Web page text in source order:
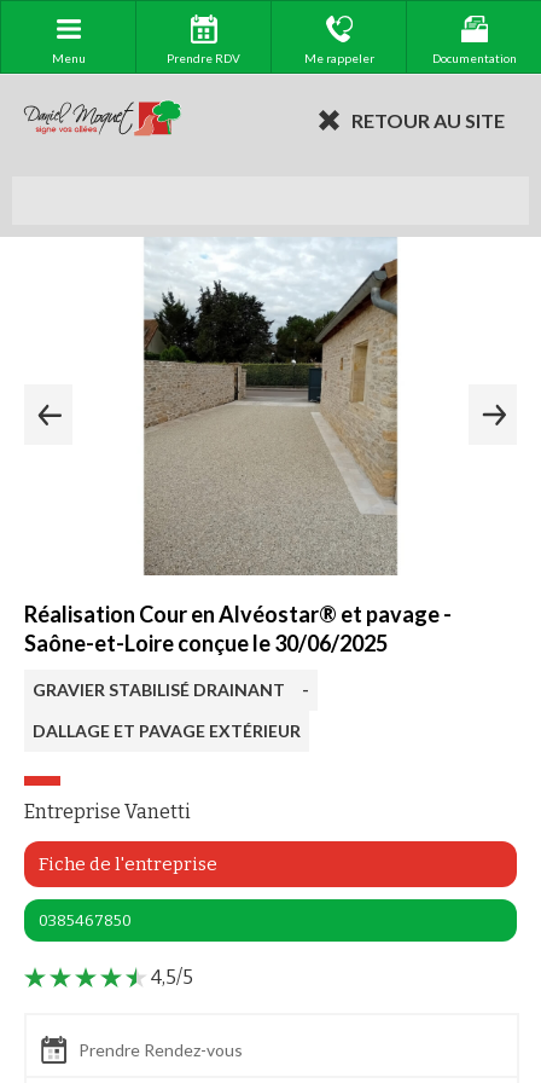
Menu Prendre RDV Me rappeler Documentation
RETOUR AU SITE
Réalisation Cour en Alvéostar® et pavage -
Saône-et-Loire conçue le 30/06/2025
GRAVIER STABILISÉ DRAINANT
-
DALLAGE ET PAVAGE EXTÉRIEUR
Entreprise Vanetti
Fiche de l'entreprise
0385467850
4,5/5
Prendre Rendez-vous